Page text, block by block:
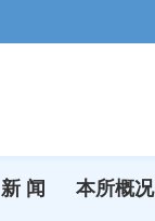
新 闻 本所概况